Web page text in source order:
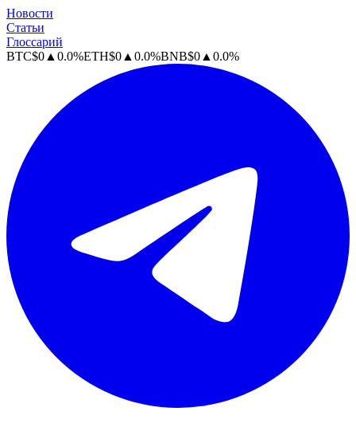
Новости
Статьи
Глоссарий
BTC$0 ▲ 0.0%ETH$0 ▲ 0.0%BNB$0 ▲ 0.0%